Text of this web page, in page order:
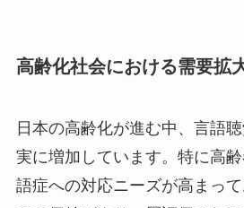
高齢化社会における需要拡
日本の高齢化が進む中、言語
実に増加しています。特に高
語症への対応ニーズが高まっ